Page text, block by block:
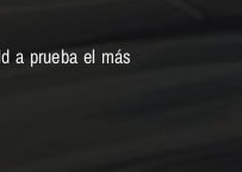
a prueba el más